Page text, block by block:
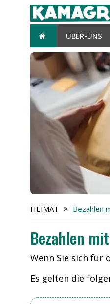
UBER-UNS
HEIMAT Bezahlen
Bezahlen
Wenn Sie sich für
Es gelten die